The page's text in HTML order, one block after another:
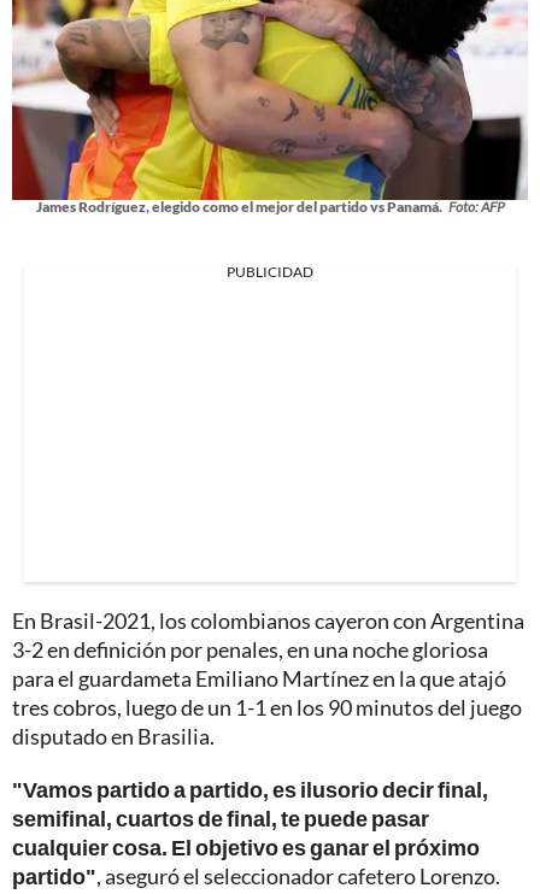
James Rodríguez, elegido como el mejor del partido vs Panamá. Foto: AFP
PUBLICIDAD
En Brasil-2021, los colombianos cayeron con Argentina
3-2 en definición por penales, en una noche gloriosa
para el guardameta Emiliano Martínez en la que atajó
tres cobros, luego de un 1-1 en los 90 minutos del juego
disputado en Brasilia.
"Vamos partido a partido, es ilusorio decir final,
semifinal, cuartos de final, te puede pasar
cualquier cosa. El objetivo es ganar el próximo
partido", aseguró el seleccionador cafetero Lorenzo.